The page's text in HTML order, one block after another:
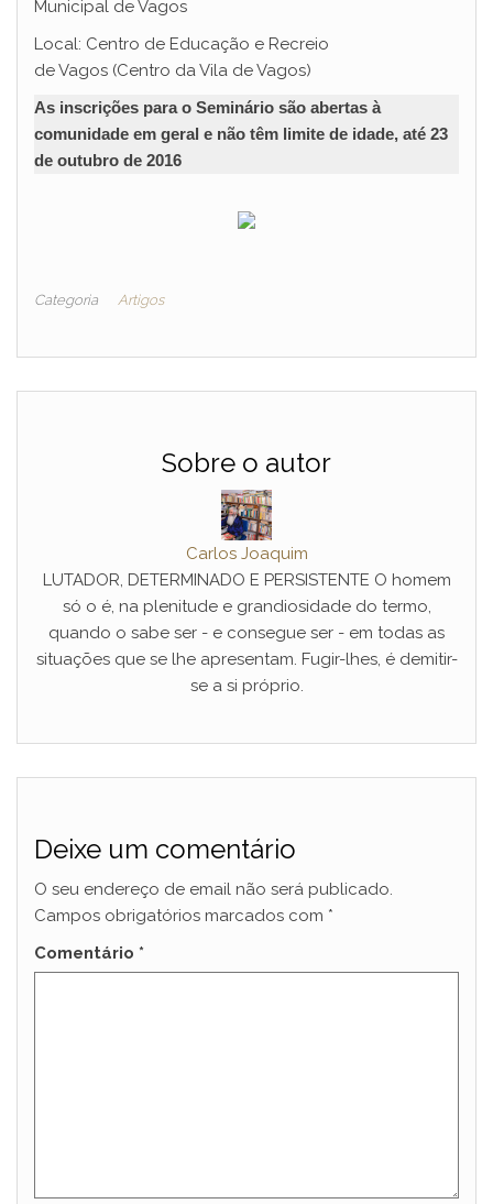
Municipal de Vagos
Local: Centro de Educação e Recreio
de Vagos (Centro da Vila de Vagos)
As inscrições para o Seminário são abertas à
comunidade em geral e não têm limite de idade, até 23
de outubro de 2016
Categoria Artigos
Sobre o autor
Carlos Joaquim
LUTADOR, DETERMINADO E PERSISTENTE O homem
só o é, na plenitude e grandiosidade do termo,
quando o sabe ser - e consegue ser - em todas as
situações que se lhe apresentam. Fugir-lhes, é demitir-
se a si próprio.
Deixe um comentário
O seu endereço de email não será publicado.
Campos obrigatórios marcados com *
Comentário *